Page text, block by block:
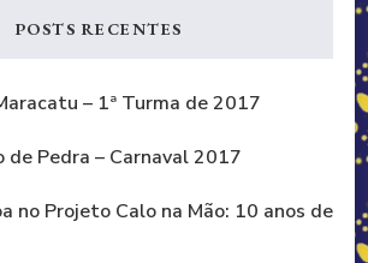
POSTS RECENTES
– 1ª Turma de 2017
de Pedra – Carnaval 2017
no Projeto Calo na Mão: 10 anos de